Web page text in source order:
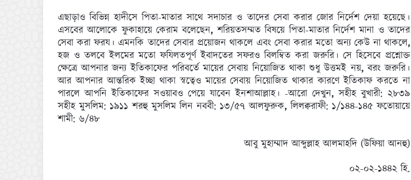
এছাড়াও বিভিন্ন হাদীসে পিতা-মাতার সাথে সদাচার ও তাদের সেবা করার জোর নির্দেশ দেয়া হয়েছে।
এসবের আলোকে ফুকাহায়ে কেরাম বলেছেন,শরিয়তসম্মত বিষয়ে পিতা-মাতার নির্দেশ মানা ও তাদের
সেবা করা ফরয। এমনকি তাদের সেবার প্রয়োজন থাকলে এবং সেবা করার মতো অন্য কেউ না থাকলে,
হজ ও তলবে ইলমের মতো ফযিলতপূর্ণ ইবাদতের সফরও বিলম্বিত করা জরুরি। সে হিসেবে প্রশ্নোক্ত
ক্ষেত্রে আপনার জন্য ইতিকাফের পরিবর্তে মায়ের সেবায় নিয়োজিত থাকা শুধু উত্তমই নয়,বরং জরুরি।
আর আপনার আন্তরিক ইচ্ছা থাকা স্বত্বেও মায়ের সেবায় নিয়োজিত থাকার কারণে ইতিকাফ করতে না
পারলে আপনি ইতিকাফের সওয়াবও পেয়ে যাবেন ইনশাআল্লাহ। -আরো দেখুন,সহীহ বুখারী: ২৮৩৯
সহীহ মুসলিম: ১৯১১ শরহু মুসলিম লিন নববী: ১৩/৫৭ আলফুরুক,লিলক্বরাফী: ১/১৪৪-১৪৫ ফতোয়ায়ে
শামী: ৬/৪৮
আবু মুহাম্মাদ আব্দুল্লাহ আলমাহদি (উফিয়া আনহু)
০২-০২-১৪৪২ হি.